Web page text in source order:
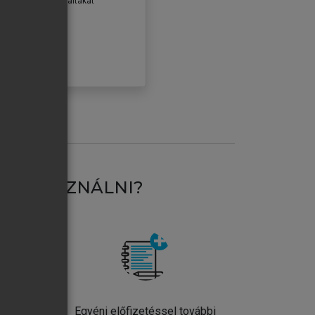
HASZNÁLNI?
Egyéni előfizetéssel további